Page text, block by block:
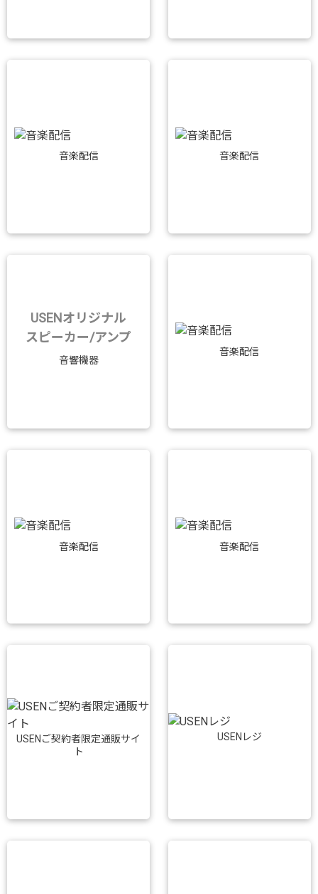
音楽配信 音楽配信
USENオリジナル
スピーカー/アンプ
音響機器
音楽配信
音楽配信 音楽配信
USENご契約者限定通販サイ
ト
USENレジ